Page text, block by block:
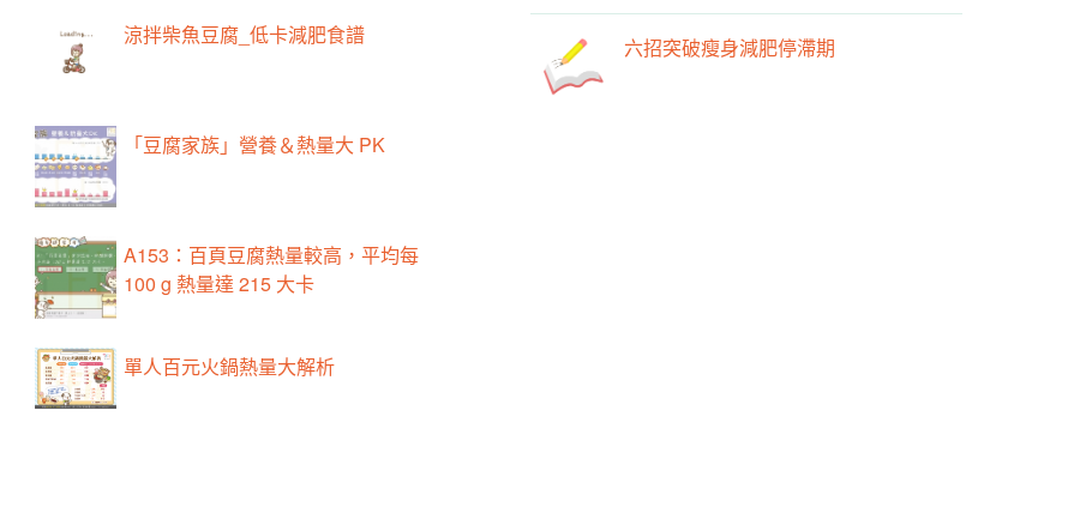
涼拌柴魚豆腐_低卡減肥食譜
「豆腐家族」營養＆熱量大 PK
A153：百頁豆腐熱量較高，平均每
100 g 熱量達 215 大卡
單人百元火鍋熱量大解析
六招突破瘦身減肥停滯期